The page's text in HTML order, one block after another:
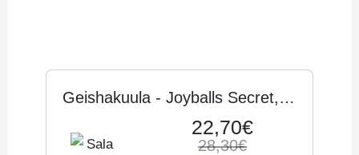
Geishakuula - Joyballs Secret,
Sininen - Joydivision22,70€
28,30€